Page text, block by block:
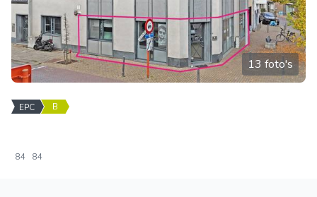
13 foto's
EPC B
84 84